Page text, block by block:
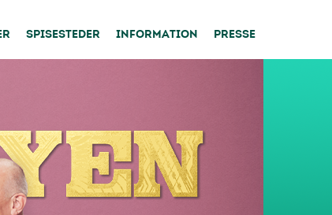
SPISESTEDER INFORMATION PRESSE